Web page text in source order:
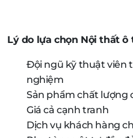
Lý do lựa chọn Nội thất ô
Đội ngũ kỹ thuật viên
nghiệm
Sản phẩm chất lượng
Giá cả cạnh tranh
Dịch vụ khách hàng